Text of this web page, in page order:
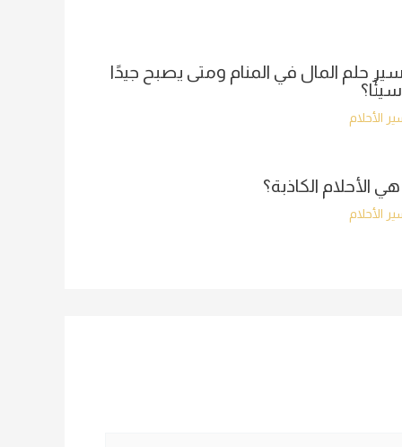
حلم المال في المنام ومتى يصبح جيدًا
الأحلام
الأحلام الكاذبة؟
الأحلام